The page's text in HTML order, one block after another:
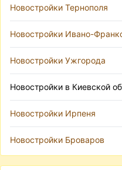
Новостройки Тернополя
Новостройки Ивано-
Новостройки Ужгорода
Новостройки в Киевской
Новостройки Ирпеня
Новостройки Броваров